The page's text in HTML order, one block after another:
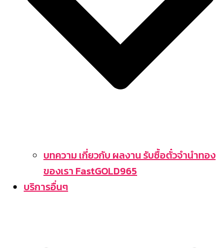
บทความ เกี่ยวกับ ผลงาน รับซื้อตั๋วจำนำทอง
ของเรา FastGOLD965
บริการอื่นๆ